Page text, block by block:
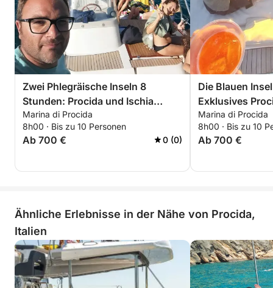
Zwei Phlegräische Inseln 8
Stunden: Procida und Ischia
Exklusiv
Marina di Procida
8h00 · Bis zu 10 Personen
Ab 700 € 0 (0)
Die Blauen
Exklusives
Marina di Procida
8h00 · Bis zu 10
Ab 700 €
Ähnliche Erlebnisse in der Nähe von Procida,
Italien